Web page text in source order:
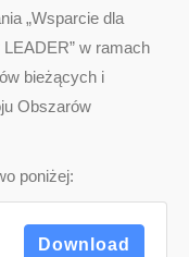
„Wsparcie dla
w ramach
bieżących i
Obszarów
poniżej:
Download